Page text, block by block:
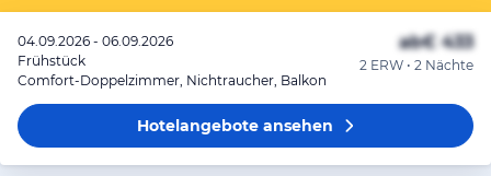
04.09.2026 - 06.09.2026
Frühstück
Comfort-Doppelzimmer, Nichtraucher, Balkon
ab€ 433
2 ERW • 2 Nächte
Hotelangeboteansehen